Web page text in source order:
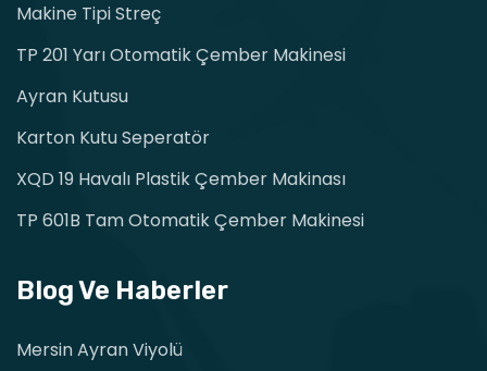
Makine Tipi Streç
TP 201 Yarı Otomatik Çember Makinesi
Ayran Kutusu
Karton Kutu Seperatör
XQD 19 Havalı Plastik Çember Makinası
TP 601B Tam Otomatik Çember Makinesi
Blog Ve Haberler
Mersin Ayran Viyolü